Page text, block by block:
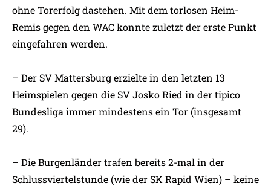
ohne Torerfolg dastehen. Mit dem torlosen Heim-
Remis gegen den WAC konnte zuletzt der erste Punkt
eingefahren werden.
– Der SV Mattersburg erzielte in den letzten 13
Heimspielen gegen die SV Josko Ried in der tipico
Bundesliga immer mindestens ein Tor (insgesamt
29).
– Die Burgenländer trafen bereits 2-mal in der
Schlussviertelstunde (wie der SK Rapid Wien) – keine